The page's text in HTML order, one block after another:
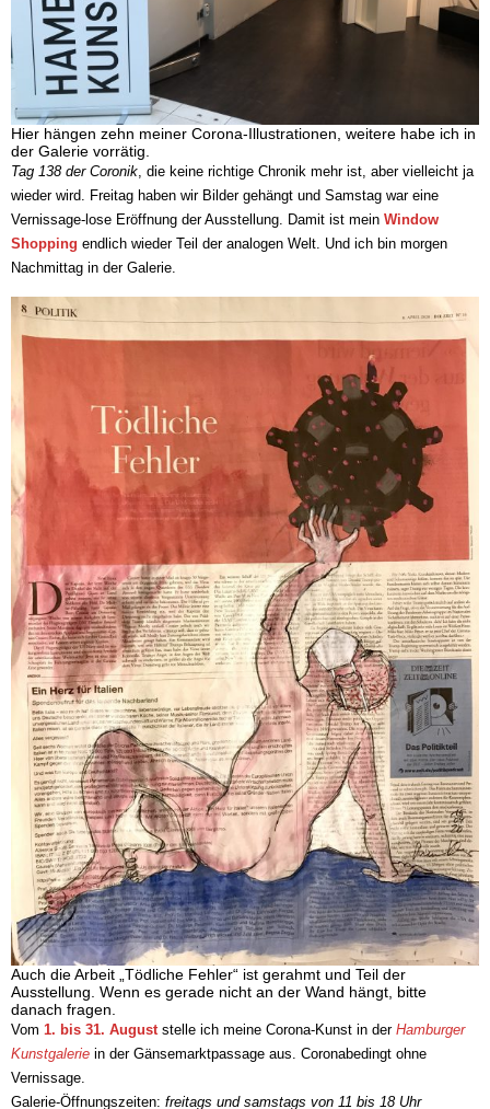
Hier hängen zehn meiner Corona-Illustrationen, weitere habe ich in
der Galerie vorrätig.
Tag 138 der Coronik, die keine richtige Chronik mehr ist, aber vielleicht ja
wieder wird. Freitag haben wir Bilder gehängt und Samstag war eine
Vernissage-lose Eröffnung der Ausstellung. Damit ist mein Window
Shopping endlich wieder Teil der analogen Welt. Und ich bin morgen
Nachmittag in der Galerie.
Auch die Arbeit „Tödliche Fehler“ ist gerahmt und Teil der
Ausstellung. Wenn es gerade nicht an der Wand hängt, bitte
danach fragen.
Vom 1. bis 31. Auguststelle ich meine Corona-Kunst in der Hamburger
Kunstgalerie in der Gänsemarktpassage aus. Coronabedingt ohne
Vernissage.
Galerie-Öffnungszeiten: freitags und samstags von 11 bis 18 Uhr